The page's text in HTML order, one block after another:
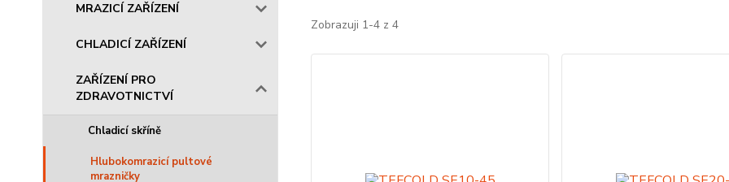
MRAZICÍ ZAŘÍZENÍ
CHLADICÍ ZAŘÍZENÍ
ZAŘÍZENÍ PRO
ZDRAVOTNICTVÍ
Chladicí skříně
Hlubokomrazicí pultové
mrazničky
Zobrazuji 1-4 z 4